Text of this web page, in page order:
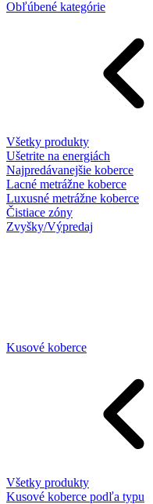
Obľúbené kategórie
Všetky produkty
Ušetrite na energiách
Najpredávanejšie koberce
Lacné metrážne koberce
Luxusné metrážne koberce
Čistiace zóny
Zvyšky/Výpredaj
Kusové koberce
Všetky produkty
Kusové koberce podľa typu